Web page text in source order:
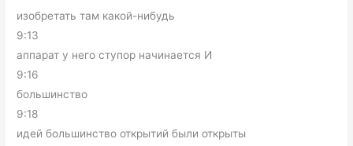
изобретать там какой-нибудь
9:13
аппарат у него ступор начинается И
9:16
большинство
9:18
идей большинство открытий были открыты